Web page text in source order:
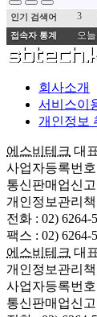
인기 검색어 3
접속자 통계 오늘
회사소개
서비스이
개인정보
에스비테크 대
사업자등록번호
통신판매업신
개인정보관리
전화 : 02) 6264-
팩스 : 02) 6264-
에스비테크 대
개인정보관리
사업자등록번호
통신판매업신